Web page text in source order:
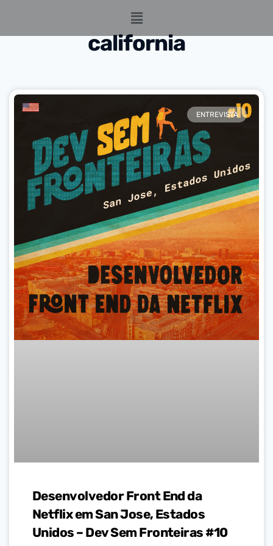
california
ENTREVISTA
Desenvolvedor Front End da
Netflix em San Jose, Estados
Unidos – Dev Sem Fronteiras #10